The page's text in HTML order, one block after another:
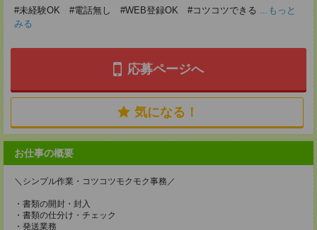
#未経験OK #電話無し #WEB登録OK #コツコツできる ...もっと
みる
応募ページへ
気になる！
お仕事の概要
＼シンプル作業・コツコツモクモク事務／
・書類の開封・封入
・書類の仕分け・チェック
・発送業務